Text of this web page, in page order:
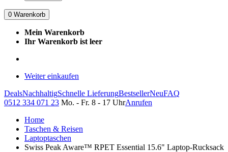
0 Warenkorb
Mein Warenkorb
Ihr Warenkorb ist leer
Weiter einkaufen
DealsNachhaltigSchnelle LieferungBestsellerNeuFAQ
0512 334 071 23 Mo. - Fr. 8 - 17 UhrAnrufen
Home
Taschen & Reisen
Laptoptaschen
Swiss Peak Aware™ RPET Essential 15.6" Laptop-Rucksack